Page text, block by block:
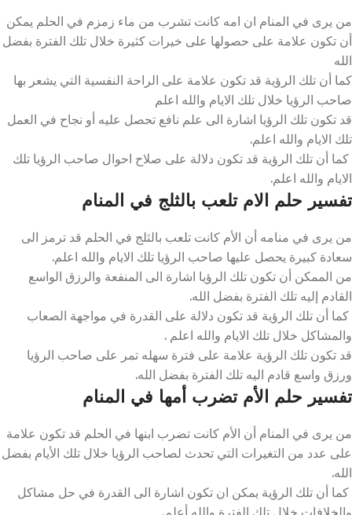
من يرى في المنام ان امه كانت تشرب من ماء زمزم في الحلم يمكن
أن تكون علامة على حصولها على خيرات كثيرة خلال تلك الفترة بفضل
الله
كما أن تلك الرؤية قد تكون علامة على الراحة النفسية التي يشعر بها
صاحب الرؤيا خلال تلك الايام والله اعلم
قد تكون تلك الرؤيا اشارة الى علم نافع تحصل عليه أو نجاح في العمل
تلك الايام والله اعلم.
كما أن تلك الرؤية قد تكون دلالة على صلاح احوال صاحب الرؤيا تلك
الايام والله اعلم.
تفسير حلم الام تلعب بالثلج في المنام
من يرى في منامه أن الأم كانت تلعب بالثلج في الحلم قد ترمز الى
سعادة كبيرة يحصل عليها صاحب الرؤيا تلك الايام والله اعلم.
من الممكن أن تكون تلك الرؤيا اشارة الى المنفعة والرزق الواسع
القادم إليه تلك الفترة بفضل الله.
كما أن تلك الرؤية قد تكون دلالة على القدرة في مواجهة الصعاب
والمشاكل خلال تلك الايام والله اعلم .
قد تكون تلك الرؤية علامة على فترة سهله تمر على صاحب الرؤيا
ورزق واسع قادم اليه تلك الفترة بفضل الله.
تفسير حلم الأم تضرب أمها في المنام
من يرى في المنام أن الأم كانت تضرب ابنها في الحلم قد تكون علامة
على عدد من التغيرات التي تحدث لصاحب الرؤيا خلال تلك الأيام بفضل
الله.
كما أن تلك الرؤية يمكن ان تكون اشارة الى القدرة في حل مشاكل
والخلافات خلال تلك الفترة والله أعلم.